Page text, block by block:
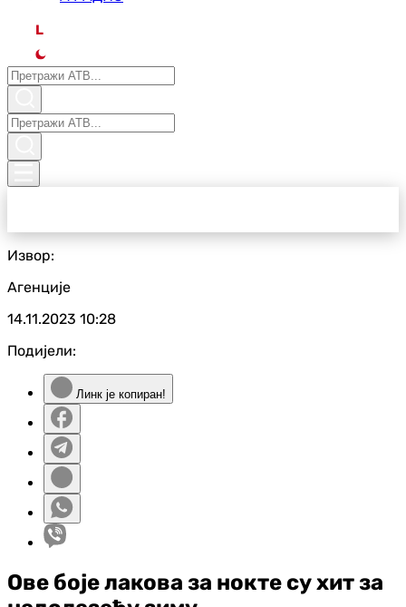
L
Извор:
Агенције
14.11.2023 10:28
Подијели:
Линк је копиран!
Ове боје лакова за нокте су хит за